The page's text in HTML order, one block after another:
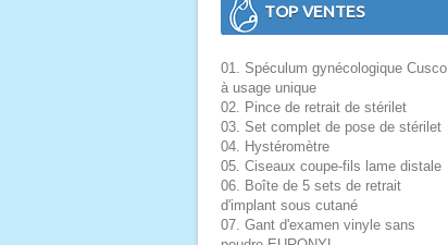
TOP VENTES
01. Spéculum gynécologique Cusco
à usage unique
02. Pince de retrait de stérilet
03. Set complet de pose de stérilet
04. Hystéromètre
05. Ciseaux coupe-fils lame distale
06. Boîte de 5 sets de retrait
d'implant sous cutané
07. Gant d'examen vinyle sans